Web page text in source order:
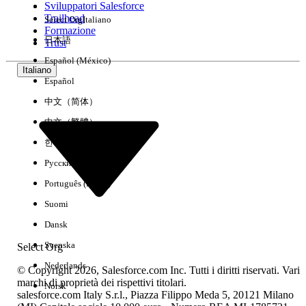
Esperienza
Nessun risultato
Sviluppatori Salesforce
Trailhead
Formazione
Trust
Italiano
Select Org
Select OrgItaliano
日本語
Español (México)
Español
中文（简体）
中文（繁體）
한국어
Русский
Português (Brasil)
Suomi
Dansk
Svenska
Nederlands
Norsk
© Copyright 2026, Salesforce.com Inc. Tutti i diritti riservati. Vari
marchi di proprietà dei rispettivi titolari.
salesforce.com Italy S.r.l., Piazza Filippo Meda 5, 20121 Milano